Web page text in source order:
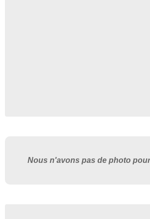
Nous n'avons pas de photo